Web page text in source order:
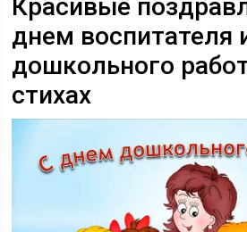
Красивые
днем воспитателя
дошкольного
стихах